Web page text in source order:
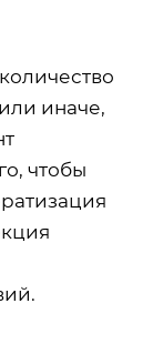
иначе,
чтобы